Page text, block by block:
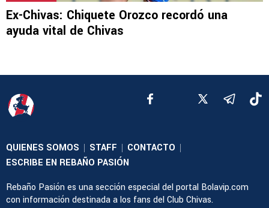
Ex-Chivas: Chiquete Orozco recordó una
ayuda vital de Chivas
QUIENES SOMOS | STAFF | CONTACTO |
ESCRIBE EN REBAÑO PASIÓN
Rebaño Pasión es una sección especial del portal Bolavip.com
con información destinada a los fans del Club Chivas.